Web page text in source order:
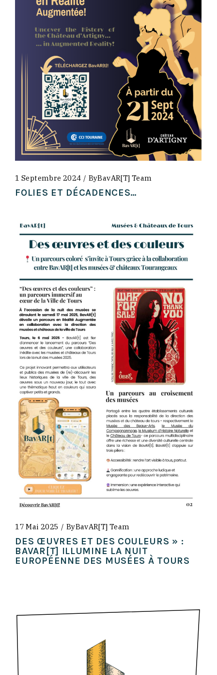
1 Septembre 2024 ByBavAR[t] Team
FOLIES ET DÉCADENCES…
17 Mai 2025 ByBavAR[t] Team
DES ŒUVRES ET DES COULEURS » :
BAVAR[T] ILLUMINE LA NUIT
EUROPÉENNE DES MUSÉES À TOURS